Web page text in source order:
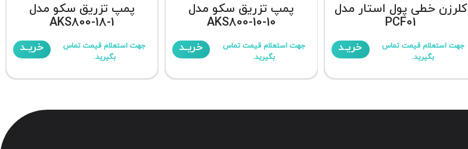
کلرزن خطی پول استار مدل
PCF01
جهت استعلام قیمت تماس
بگیرید.
خریـد
پمپ تزریق سکو مدل
AKS800-10-10
جهت استعلام قیمت تماس
بگیرید.
خریـد
پمپ تزریق سکو مدل
AKS800-18-1
جهت استعلام قیمت تماس
بگیرید.
خریـد